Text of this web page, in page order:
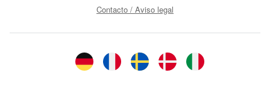
Contacto / Aviso legal